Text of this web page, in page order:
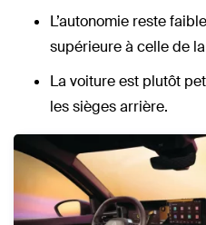
L’autonomie reste
supérieure à celle de
La voiture est plutôt
les sièges arrière.